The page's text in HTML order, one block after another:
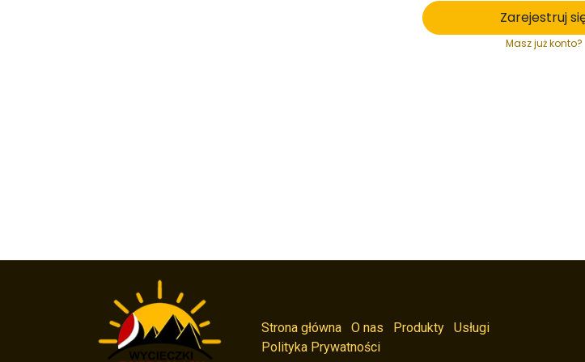
Zarejestruj
Masz już konto?
Strona główna O nas Produkty
Usługi
Polityka Prywatności